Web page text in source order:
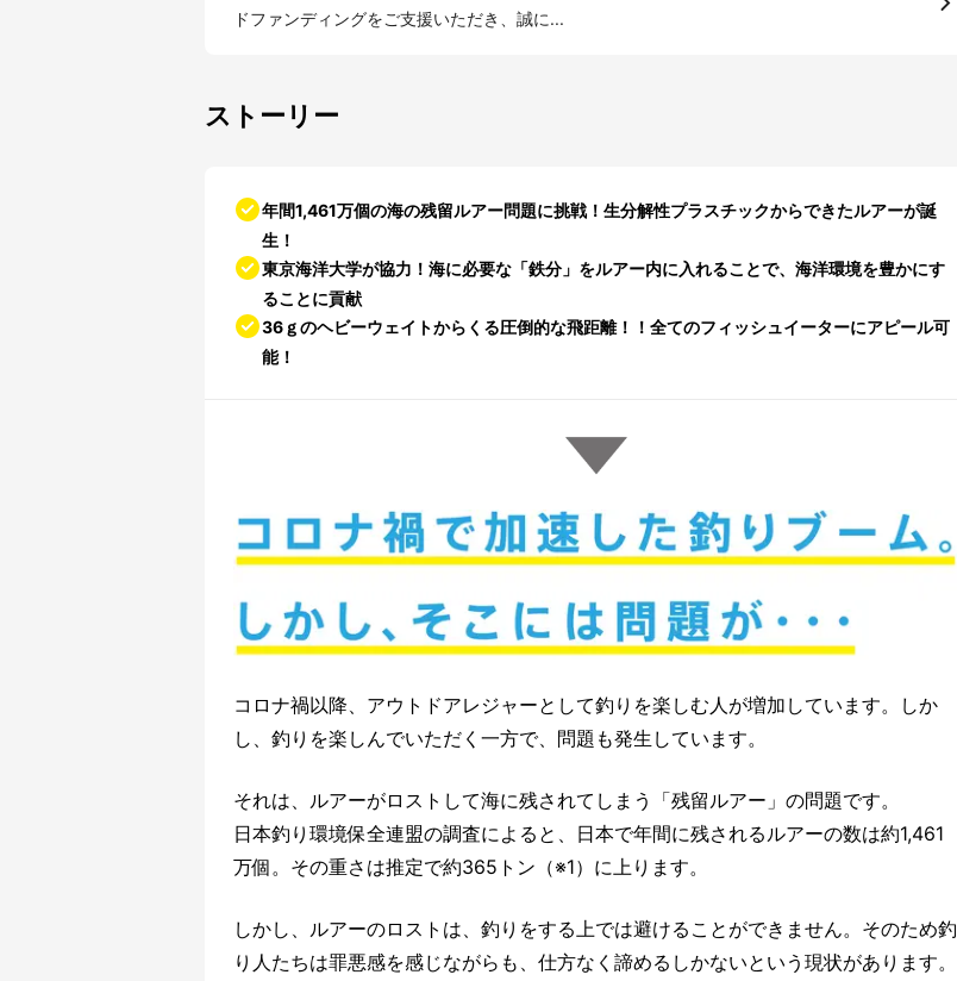
ドファンディングをご支援いただき、誠に...
ストーリー
年間1,461万個の海の残留ルアー問題に挑戦！生分解性プラスチックからできたルアーが誕
生！
東京海洋大学が協力！海に必要な「鉄分」をルアー内に入れることで、海洋環境を豊かにす
ることに貢献
36ｇのヘビーウェイトからくる圧倒的な飛距離！！全てのフィッシュイーターにアピール可
能！
コロナ禍以降、アウトドアレジャーとして釣りを楽しむ人が増加しています。しか
し、釣りを楽しんでいただく一方で、問題も発生しています。
それは、ルアーがロストして海に残されてしまう「残留ルアー」の問題です。
日本釣り環境保全連盟の調査によると、日本で年間に残されるルアーの数は約1,461
万個。その重さは推定で約365トン（※1）に上ります。
しかし、ルアーのロストは、釣りをする上では避けることができません。そのため釣
り人たちは罪悪感を感じながらも、仕方なく諦めるしかないという現状があります。